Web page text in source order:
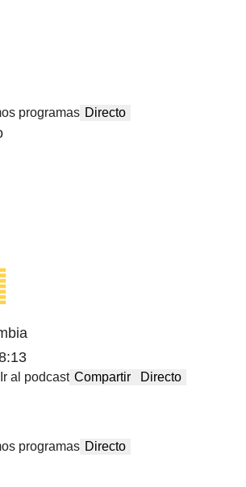
programas Directo
Ir al podcast Compartir Directo
programas Directo